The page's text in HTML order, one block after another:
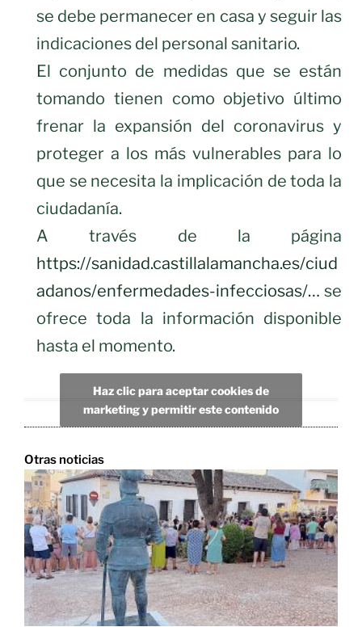
se debe permanecer en casa y seguir las
indicaciones del personal sanitario.
El conjunto de medidas que se están
tomando tienen como objetivo último
frenar la expansión del coronavirus y
proteger a los más vulnerables para lo
que se necesita la implicación de toda la
ciudadanía.
A través de la página
https://sanidad.castillalamancha.es/ciud
adanos/enfermedades-infecciosas/… se
ofrece toda la información disponible
hasta el momento.
Haz clic para aceptar cookies de
marketing y permitir este contenido
Otras noticias